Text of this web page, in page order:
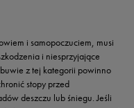
i samopoczuciem, musi
i niesprzyjające
z tej kategorii powinno
stopy przed
deszczu lub śniegu. Jeśli